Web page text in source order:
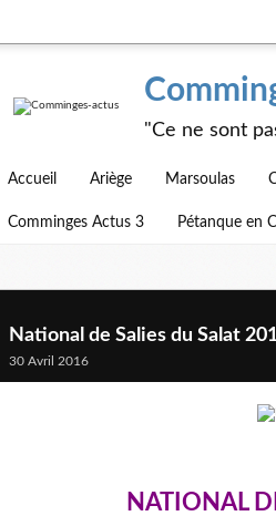
"Ce ne sont
Accueil Ariège Marsoulas
Comminges Actus 3 Pétanque en
National de Salies du Salat
30 Avril 2016
NATIONAL